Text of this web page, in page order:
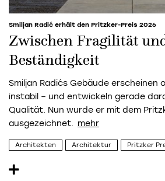
Smiljan Radić erhält den Pritzker-Preis 2026
Zwischen Fragilität
Beständigkeit
Smiljan Radićs Gebäude erscheinen
instabil – und entwickeln gerade
Qualität. Nun wurde er mit dem
ausgezeichnet.
Architekten Architektur Pritzker